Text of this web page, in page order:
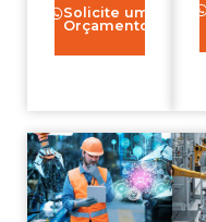
Solicite um
Orçamento